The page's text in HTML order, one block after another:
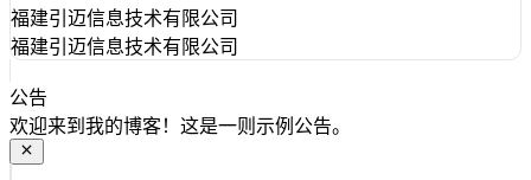
福建引迈信息技术有限公司
福建引迈信息技术有限公司
公告
欢迎来到我的博客！这是一则示例公告。